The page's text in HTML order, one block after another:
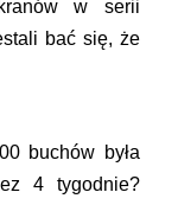
w serii
bać się, że
buchów była
4 tygodnie?